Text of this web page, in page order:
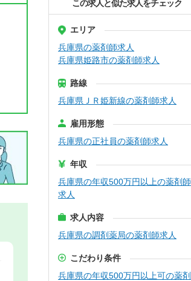
この求人と似た求人をチェック
エリア
兵庫県の薬剤師求人
兵庫県姫路市の薬剤師求人
路線
兵庫県ＪＲ姫新線の薬剤師求人
雇用形態
兵庫県の正社員の薬剤師求人
年収
兵庫県の年収500万円以上の薬剤師
求人
求人内容
兵庫県の調剤薬局の薬剤師求人
こだわり条件
兵庫県の年収500万円以上可の薬剤